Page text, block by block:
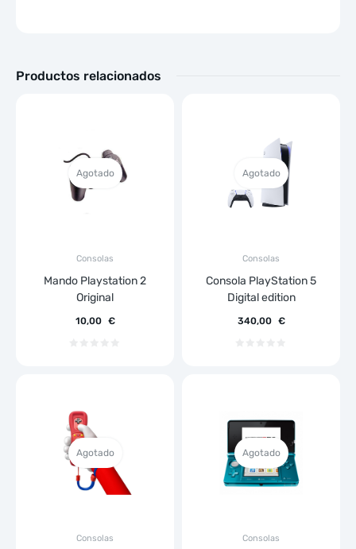
Productos relacionados
Agotado
Consolas
Mando Playstation 2
Original
10,00 €
Agotado
Consolas
Consola PlayStation 5
Digital edition
340,00 €
Agotado
Consolas
Agotado
Consolas